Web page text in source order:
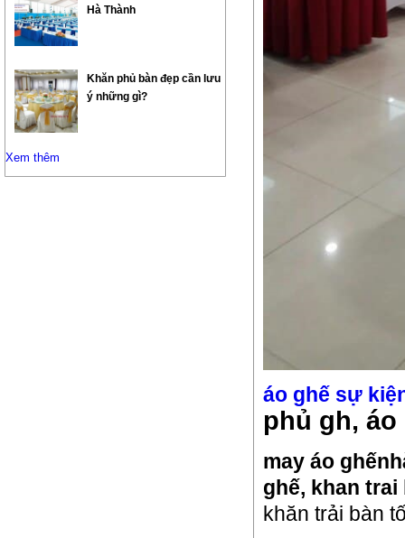
áo ghế sự
phủ gh,
may áo
ghế, khan trai
khăn trải bàn
Hà Thành
Khăn phủ bàn đẹp cần lưu
ý những gì?
Xem thêm